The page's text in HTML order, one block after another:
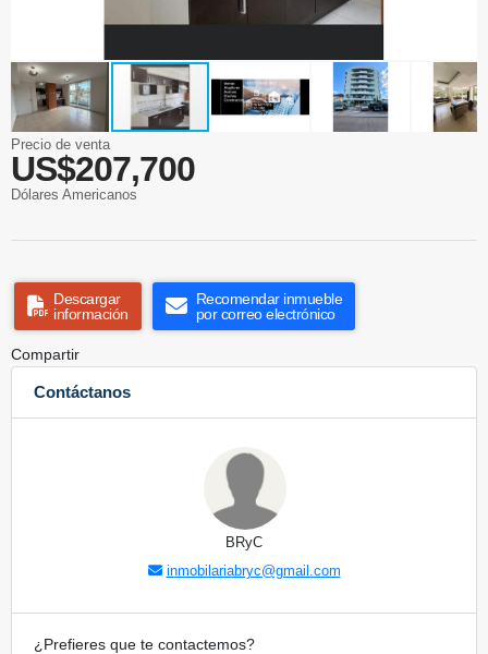
Precio de venta
US$207,700
Dólares Americanos
Descargar
información
Recomendar inmueble
por correo electrónico
Compartir
Contáctanos
BRyC
inmobilariabryc@gmail.com
¿Prefieres que te contactemos?